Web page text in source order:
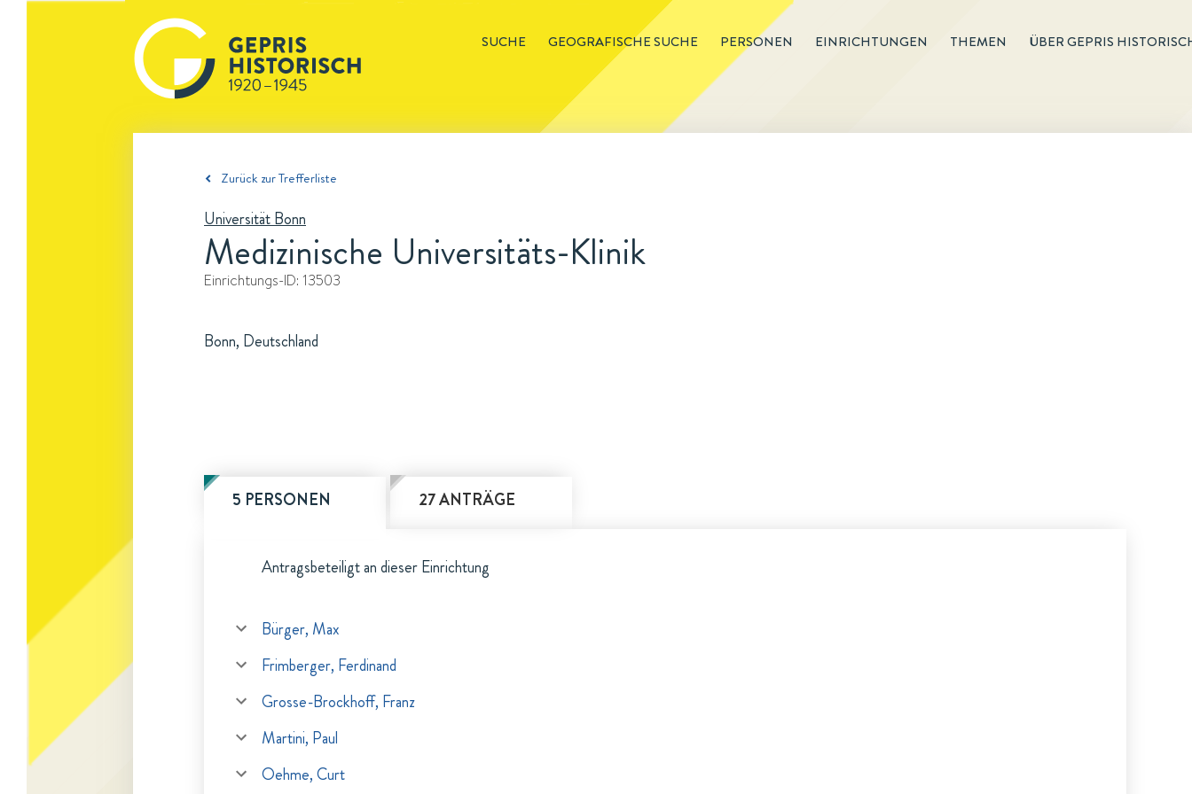
SUCHE GEOGRAFISCHE SUCHE PERSONEN EINRICHTUNGEN THEMEN ÜBER GEPRIS
Zurück zur Trefferliste
Universität Bonn
Medizinische Universitäts-Klinik
Einrichtungs-ID: 13503
Bonn, Deutschland
5 PERSONEN 27 ANTRÄGE
Antragsbeteiligt an dieser Einrichtung
Bürger, Max
Frimberger, Ferdinand
Grosse-Brockhoff, Franz
Martini, Paul
Oehme, Curt